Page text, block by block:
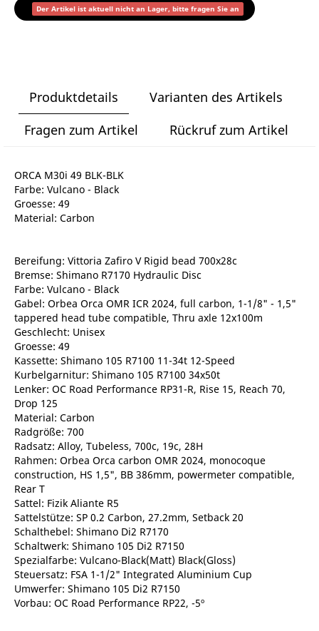
Der Artikel ist aktuell nicht an Lager, bitte fragen Sie an
Produktdetails
Varianten des Artikels
Fragen zum Artikel
Rückruf zum Artikel
ORCA M30i 49 BLK-BLK
Farbe: Vulcano - Black
Groesse: 49
Material: Carbon
Bereifung: Vittoria Zafiro V Rigid bead 700x28c
Bremse: Shimano R7170 Hydraulic Disc
Farbe: Vulcano - Black
Gabel: Orbea Orca OMR ICR 2024, full carbon, 1-1/8" - 1,5"
tappered head tube compatible, Thru axle 12x100m
Geschlecht: Unisex
Groesse: 49
Kassette: Shimano 105 R7100 11-34t 12-Speed
Kurbelgarnitur: Shimano 105 R7100 34x50t
Lenker: OC Road Performance RP31-R, Rise 15, Reach 70,
Drop 125
Material: Carbon
Radgröße: 700
Radsatz: Alloy, Tubeless, 700c, 19c, 28H
Rahmen: Orbea Orca carbon OMR 2024, monocoque
construction, HS 1,5", BB 386mm, powermeter compatible,
Rear T
Sattel: Fizik Aliante R5
Sattelstütze: SP 0.2 Carbon, 27.2mm, Setback 20
Schalthebel: Shimano Di2 R7170
Schaltwerk: Shimano 105 Di2 R7150
Spezialfarbe: Vulcano-Black(Matt) Black(Gloss)
Steuersatz: FSA 1-1/2" Integrated Aluminium Cup
Umwerfer: Shimano 105 Di2 R7150
Vorbau: OC Road Performance RP22, -5º